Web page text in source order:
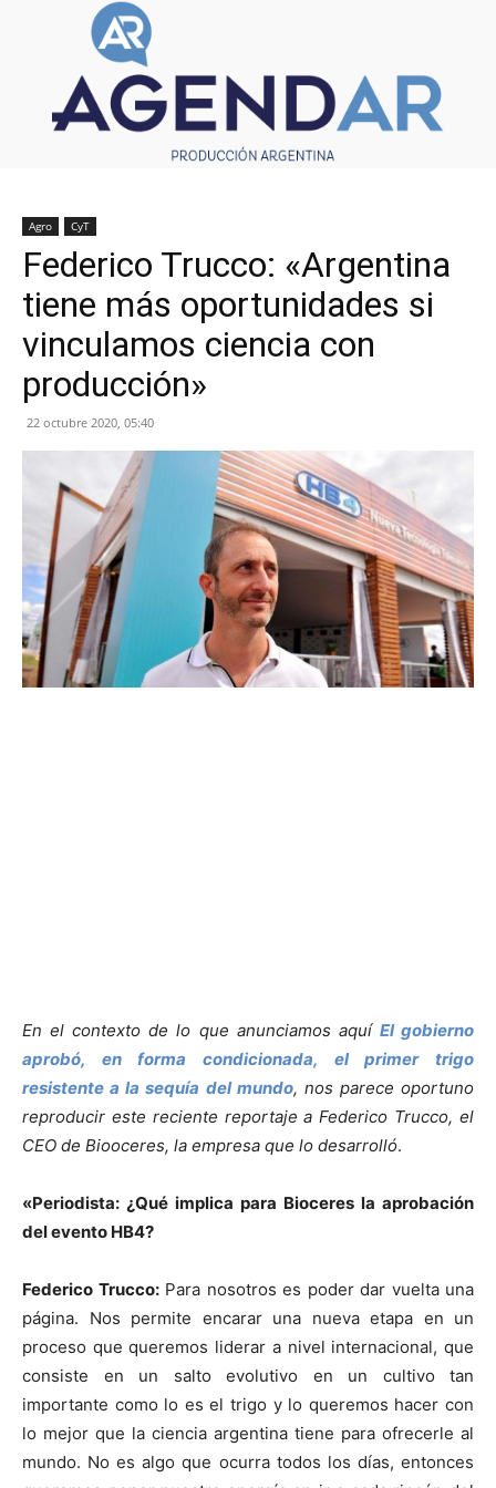
Agro CyT
Federico Trucco: «Argentina
tiene más oportunidades si
vinculamos ciencia con
producción»
22 octubre 2020, 05:40
En el contexto de lo que anunciamos aquí El gobierno
aprobó, en forma condicionada, el primer trigo
resistente a la sequía del mundo, nos parece oportuno
reproducir este reciente reportaje a Federico Trucco, el
CEO de Biooceres, la empresa que lo desarrolló.
«Periodista: ¿Qué implica para Bioceres la aprobación
del evento HB4?
Federico Trucco:Para nosotros es poder dar vuelta una
página. Nos permite encarar una nueva etapa en un
proceso que queremos liderar a nivel internacional, que
consiste en un salto evolutivo en un cultivo tan
importante como lo es el trigo y lo queremos hacer con
lo mejor que la ciencia argentina tiene para ofrecerle al
mundo. No es algo que ocurra todos los días, entonces